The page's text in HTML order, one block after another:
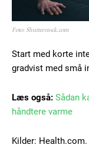
Foto: Shutterstock.com
Start med korte
gradvist med små
Læs også: Sådan
håndtere varme
Kilder: Health.com.